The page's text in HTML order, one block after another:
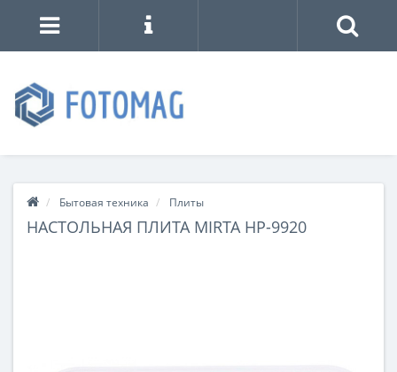
Бытовая техника Плиты
НАСТОЛЬНАЯ ПЛИТА MIRTA HP-9920